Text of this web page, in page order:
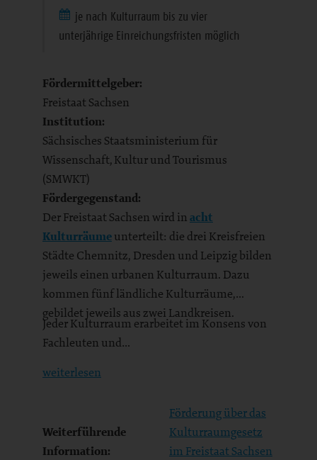
je nach Kulturraum bis zu vier
unterjährige Einreichungsfristen möglich
Fördermittelgeber:
Freistaat Sachsen
Institution:
Sächsisches Staatsministerium für
Wissenschaft, Kultur und Tourismus
(SMWKT)
Fördergegenstand:
Der Freistaat Sachsen wird inacht
Kulturräumeunterteilt: die drei Kreisfreien
Städte Chemnitz, Dresden und Leipzig bilden
jeweils einen urbanen Kulturraum. Dazu
kommen fünf ländliche Kulturräume,
gebildet jeweils aus zwei Landkreisen.
Jeder Kulturraum erarbeitet im Konsens von
Fachleuten und…
weiterlesen
Weiterführende
Information:
Förderung über das
Kulturraumgesetz
im Freistaat Sachsen